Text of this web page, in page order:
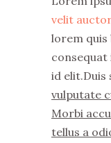
velit
lorem quis
consequat
id elit.Duis
vulputate
Morbi
tellus a